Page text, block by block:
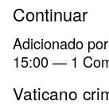
Continuar
Adicionado por
15:00 —1
Vaticano